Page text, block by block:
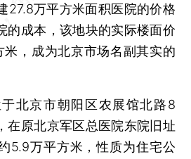
27.8万平方米面积医院的价格
的成本，该地块的实际楼面价
米，成为北京市场名副其实的
京市朝阳区农展馆北路8
在原北京军区总医院东院旧址
5.9万平方米，性质为住宅公